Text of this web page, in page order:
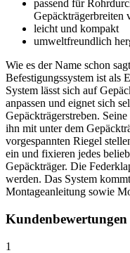
passend für
Gepäckträgerbreiten
leicht und kompakt
umweltfreundlich
Wie es der Name schon
Befestigungssystem ist als
System lässt sich auf
anpassen und eignet sich
Gepäckträgerstreben.
ihn mit unter dem
vorgespannten Riegel
ein und fixieren jedes
Gepäckträger. Die
werden. Das System
Montageanleitung sowie
Kundenbewertungen
1